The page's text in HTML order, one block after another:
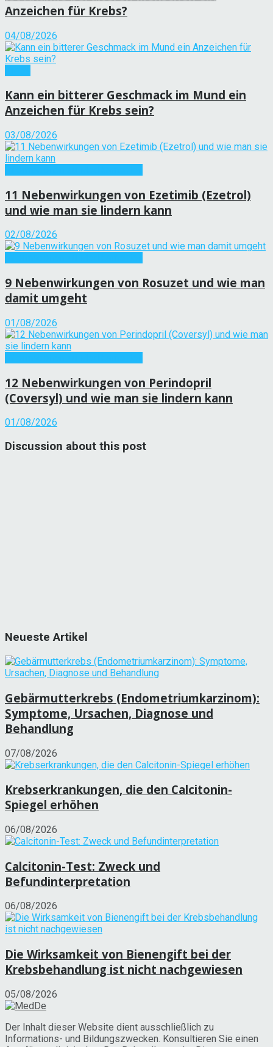
Anzeichen für Krebs?
04/08/2026
Kann ein bitterer Geschmack im Mund ein
Anzeichen für Krebs sein?
03/08/2026
11 Nebenwirkungen von Ezetimib (Ezetrol)
und wie man sie lindern kann
02/08/2026
9 Nebenwirkungen von Rosuzet und wie man
damit umgeht
01/08/2026
12 Nebenwirkungen von Perindopril
(Coversyl) und wie man sie lindern kann
01/08/2026
Discussion about this post
Neueste Artikel
Gebärmutterkrebs (Endometriumkarzinom):
Symptome, Ursachen, Diagnose und
Behandlung
07/08/2026
Krebserkrankungen, die den Calcitonin-
Spiegel erhöhen
06/08/2026
Calcitonin-Test: Zweck und
Befundinterpretation
06/08/2026
Die Wirksamkeit von Bienengift bei der
Krebsbehandlung ist nicht nachgewiesen
05/08/2026
Der Inhalt dieser Website dient ausschließlich zu
Informations- und Bildungszwecken. Konsultieren Sie einen